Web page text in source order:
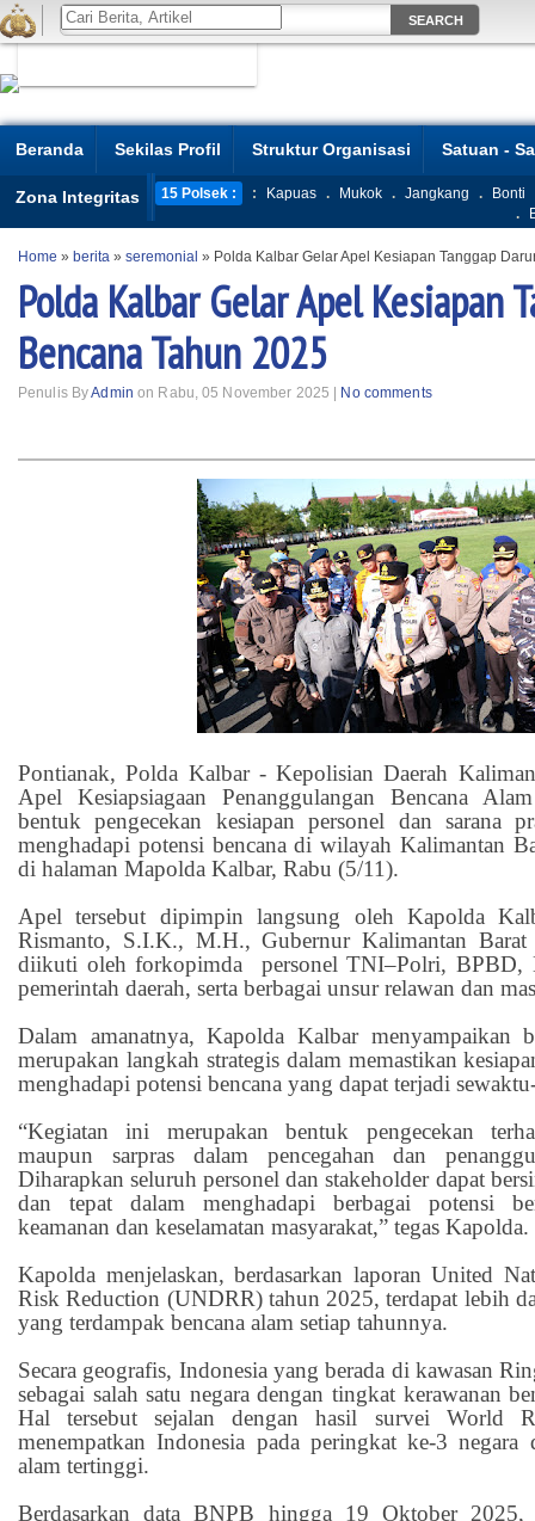
Beranda Sekilas Profil Struktur Organisasi Satuan -
Zona Integritas 15 Polsek : : Kapuas . Mukok . Jangkang .
Bonti
.
Home » berita » seremonial » Polda Kalbar Gelar Apel Kesiapan Tanggap
Polda Kalbar Gelar Apel Kesiapan
Bencana Tahun 2025
Penulis ByAdmin on Rabu, 05 November 2025 | No comments
Pontianak, Polda Kalbar - Kepolisian Daerah
Apel Kesiapsiagaan Penanggulangan Bencana
bentuk pengecekan kesiapan personel dan sarana
menghadapi potensi bencana di wilayah Kalimantan
di halaman Mapolda Kalbar, Rabu (5/11).
Apel tersebut dipimpin langsung oleh Kapolda
Rismanto, S.I.K., M.H., Gubernur Kalimantan
diikuti oleh forkopimda personel TNI–Polri, BPBD,
pemerintah daerah, serta berbagai unsur relawan dan
Dalam amanatnya, Kapolda Kalbar menyampaikan
merupakan langkah strategis dalam memastikan
menghadapi potensi bencana yang dapat terjadi
“Kegiatan ini merupakan bentuk pengecekan
maupun sarpras dalam pencegahan dan
Diharapkan seluruh personel dan stakeholder dapat
dan tepat dalam menghadapi berbagai potensi
keamanan dan keselamatan masyarakat,” tegas Kapolda.
Kapolda menjelaskan, berdasarkan laporan United
Risk Reduction (UNDRR) tahun 2025, terdapat lebih
yang terdampak bencana alam setiap tahunnya.
Secara geografis, Indonesia yang berada di kawasan
sebagai salah satu negara dengan tingkat kerawanan
Hal tersebut sejalan dengan hasil survei World
menempatkan Indonesia pada peringkat ke-3 negara
alam tertinggi.
Berdasarkan data BNPB hingga 19 Oktober 2025,